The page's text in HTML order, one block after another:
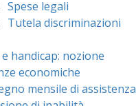
Spese legali
Tutela discriminazioni
handicap: nozione
economiche
mensile di assistenza